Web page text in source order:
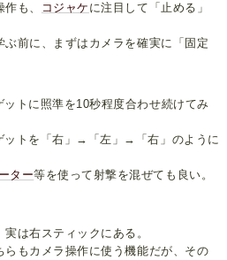
も、
コジャケ に注目して「止める」
前に、まずはカメラを確実に「固定
トに照準を10秒程度合わせ続けてみ
ットを「右」→「左」→「右」のように
ター等を使って射撃を混ぜても良い。
は右スティックにある。
らもカメラ操作に使う機能だが、その